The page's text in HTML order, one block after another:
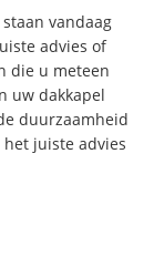
vandaag
advies of
die u meteen
uw dakkapel
duurzaamheid
juiste advies